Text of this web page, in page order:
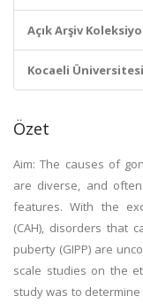
Açık Arşiv
Kocaeli
Özet
Aim: The causes of
are diverse, and
features. With the
(CAH), disorders that
puberty (GIPP) are
scale studies on the
study was to